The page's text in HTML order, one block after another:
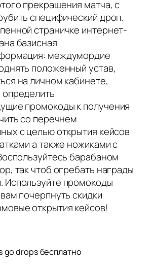
прекращения матча, с
специфический дроп.
страничке интернет-
базисная
междумордие
положенный устав,
на личном кабинете,
промокоды к получения
со перечнем
с целью открытия кейсов
а также ножиками с
барабаном
так чтоб огребать награды
Используйте промокоды
почерпнуть скидки
открытия кейсов!
go drops бесплатно